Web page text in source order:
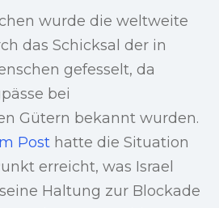
wurde die weltweite
das Schicksal der in
gefesselt, da
bei
Gütern bekannt wurden.
Post hatte die Situation
erreicht, was Israel
Haltung zur Blockade